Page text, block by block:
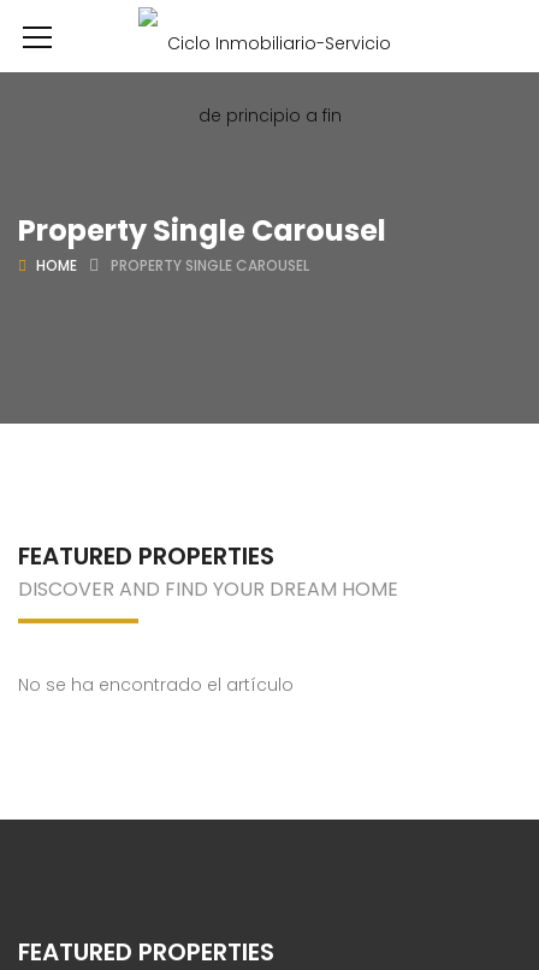
Property Single Carousel
HOME PROPERTY SINGLE CAROUSEL
FEATURED PROPERTIES
DISCOVER AND FIND YOUR DREAM HOME
No se ha encontrado el artículo
FEATURED PROPERTIES